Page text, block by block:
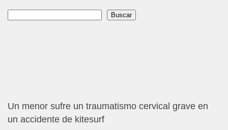
Buscar
Un menor sufre un traumatismo cervical grave en
un accidente de kitesurf